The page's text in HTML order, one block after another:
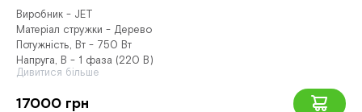
Виробник - JET
Матеріал стружки - Дерево
Потужність, Вт - 750 Вт
Напруга, В - 1 фаза (220 В)
Дивитися більше
17000 грн